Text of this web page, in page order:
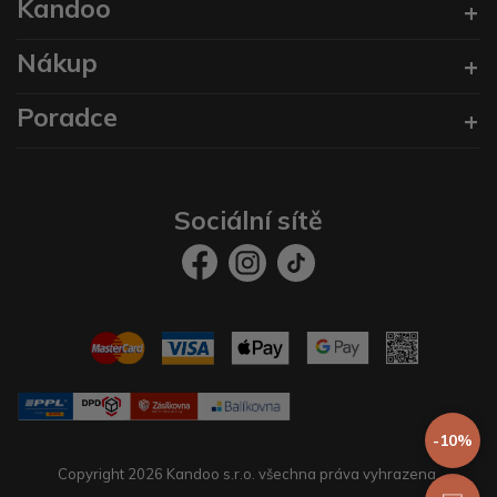
-10%
Kandoo
Nákup
Poradce
Sociální sítě
Copyright 2026 Kandoo s.r.o. všechna práva vyhrazena.